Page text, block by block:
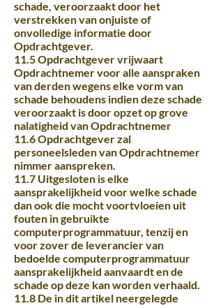
schade, veroorzaakt door het
verstrekken van onjuiste of
onvolledige informatie door
Opdrachtgever.
11.5 Opdrachtgever vrijwaart
Opdrachtnemer voor alle aanspraken
van derden wegens elke vorm van
schade behoudens indien deze schade
veroorzaakt is door opzet op grove
nalatigheid van Opdrachtnemer
11.6 Opdrachtgever zal
personeelsleden van Opdrachtnemer
nimmer aanspreken.
11.7 Uitgesloten is elke
aansprakelijkheid voor welke schade
dan ook die mocht voortvloeien uit
fouten in gebruikte
computerprogrammatuur, tenzij en
voor zover de leverancier van
bedoelde computerprogrammatuur
aansprakelijkheid aanvaardt en de
schade op deze kan worden verhaald.
11.8 De in dit artikel neergelegde